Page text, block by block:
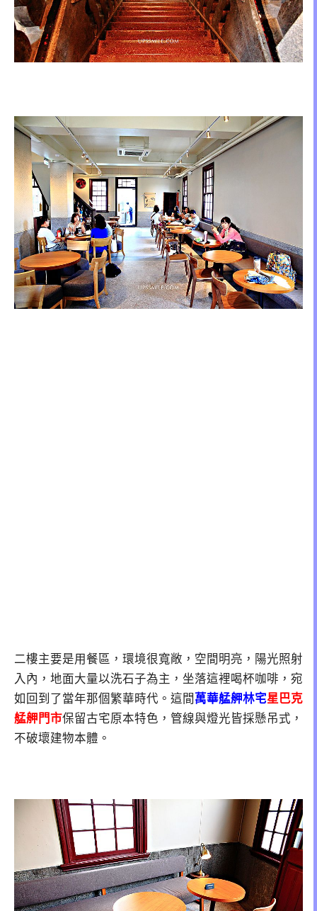
二樓主要是用餐區，環境很寬敞，空間明亮，陽光照射
入內，地面大量以洗石子為主，坐落這裡喝杯咖啡，宛
如回到了當年那個繁華時代。這間 萬華艋舺林宅星巴克
艋舺門市保留古宅原本特色，管線與燈光皆採懸吊式，
不破壞建物本體。